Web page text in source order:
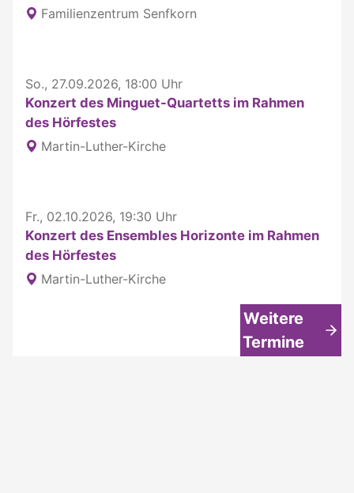
Familienzentrum Senfkorn
So., 27.09.2026, 18:00 Uhr
Konzert des Minguet-Quartetts im Rahmen
des Hörfestes
Martin-Luther-Kirche
Fr., 02.10.2026, 19:30 Uhr
Konzert des Ensembles Horizonte im Rahmen
des Hörfestes
Martin-Luther-Kirche
Weitere
Termine